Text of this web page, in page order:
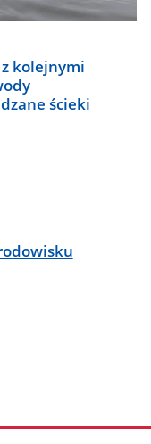
kolejnymi
ścieki